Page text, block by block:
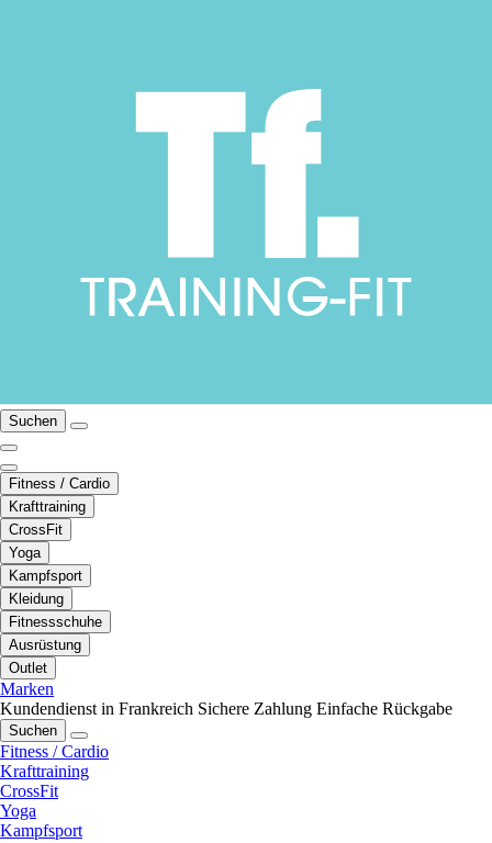
Suchen
Fitness / Cardio
Krafttraining
CrossFit
Yoga
Kampfsport
Kleidung
Fitnessschuhe
Ausrüstung
Outlet
Marken
Kundendienst in Frankreich Sichere Zahlung Einfache Rückgabe
Suchen
Fitness / Cardio
Krafttraining
CrossFit
Yoga
Kampfsport